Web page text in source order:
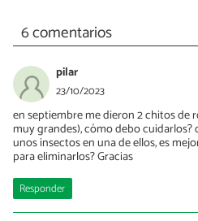
6 comentarios
pilar
23/10/2023
en septiembre me dieron 2 chitos de
muy grandes), cómo debo
unos insectos en una de ellos, es
para eliminarlos? Gracias
Responder